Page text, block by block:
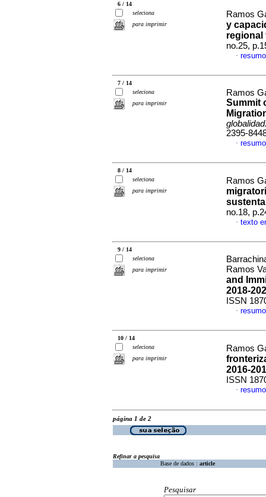
6 / 14
seleciona
para imprimir
Ramos
y
regional
no.25,
·
7 / 14
seleciona
para imprimir
Ramos
Summit
2395-
·
8 / 14
seleciona
para imprimir
Ramos
no.18,
· texto
9 / 14
seleciona
para imprimir
Ramos
and
2018-
ISSN
·
10 / 14
seleciona
para imprimir
Ramos
2016-
ISSN
·
página 1 de 2
Refinar a pesquisa
Base de dados : article
Pesquisar